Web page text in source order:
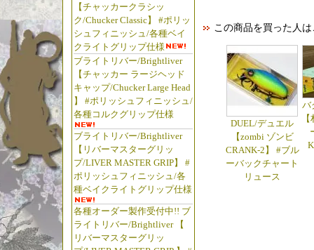
【チャッカークラシッ
ク/Chucker Classic】 #ポリッ
シュフィニッシュ/各種ベイ
クライトグリップ仕様
ブライトリバー/Brightliver
【チャッカー ラージヘッド
キャップ/Chucker Large Head
】 #ポリッシュフィニッシュ/
各種コルクグリップ仕様
ブライトリバー/Brightliver
【リバーマスターグリッ
プ/LIVER MASTER GRIP】 #
ポリッシュフィニッシュ/各
種ベイクライトグリップ仕様
各種オーダー製作受付中!! ブ
ライトリバー/Brightliver 【
リバーマスターグリッ
この商品を買った人
DUEL/デュエル
【zombi ゾンビ
CRANK-2】 #ブル
ーバックチャート
リュース
バ